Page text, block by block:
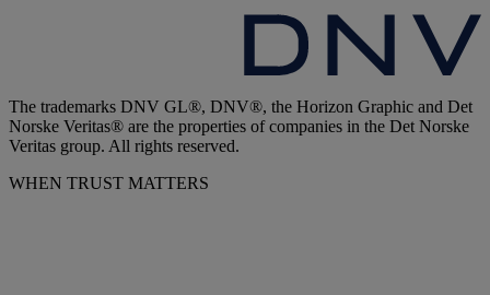
The trademarks DNV GL®, DNV®, the Horizon Graphic and Det
Norske Veritas® are the properties of companies in the Det Norske
Veritas group. All rights reserved.
WHEN TRUST MATTERS